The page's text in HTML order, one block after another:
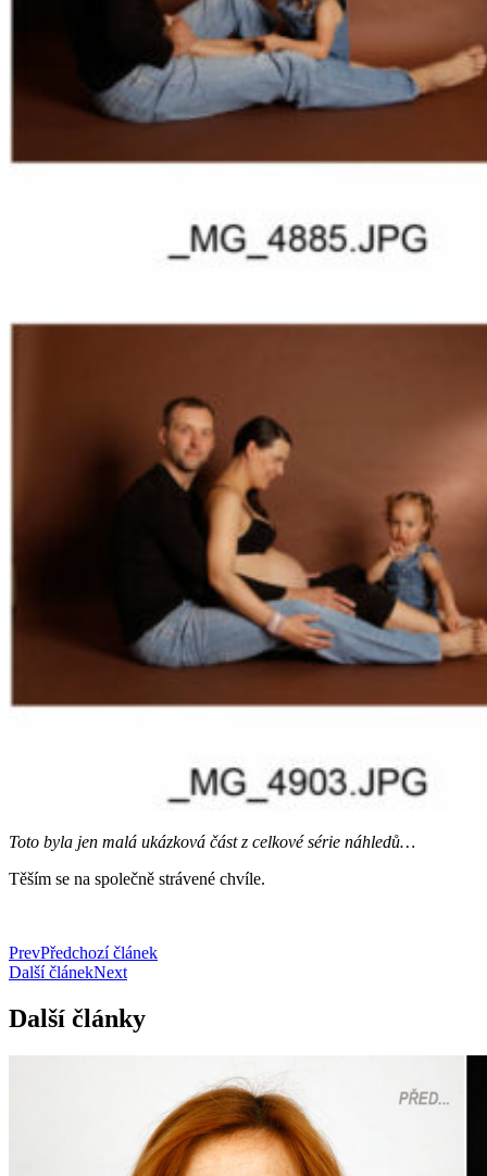
Toto byla jen malá ukázková část z celkové série náhledů…
Těším se na společně strávené chvíle.
PrevPředchozí článek
Další článekNext
Další články